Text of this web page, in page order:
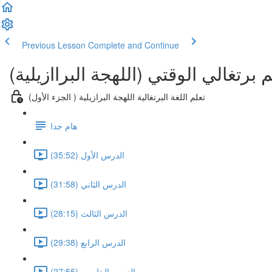
Previous Lesson Complete and Continue
برتغالي الوقتي (اللهجة البراازيلية
(تعلم اللغة البرتغالية اللهجة البرازيلية ( الجزء الأول
هام جدا
الدرس الأول (35:52)
الدرس الثاني (31:58)
الدرس الثالث (28:15)
الدرس الرابع (29:38)